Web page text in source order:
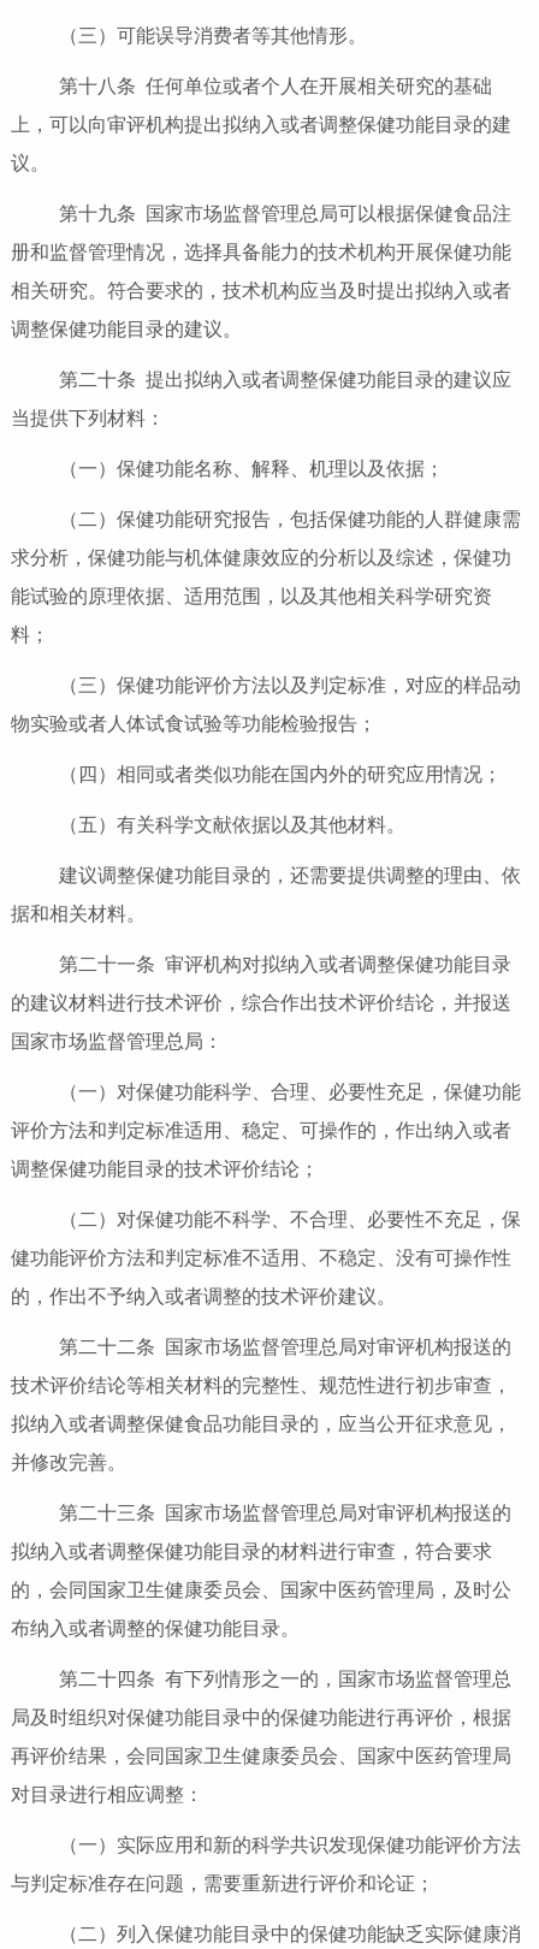
（三）可能误导消费者等其他情形。
第十八条 任何单位或者个人在开展相关研究的基础
上，可以向审评机构提出拟纳入或者调整保健功能目录的建
议。
第十九条 国家市场监督管理总局可以根据保健食品注
册和监督管理情况，选择具备能力的技术机构开展保健功能
相关研究。符合要求的，技术机构应当及时提出拟纳入或者
调整保健功能目录的建议。
第二十条 提出拟纳入或者调整保健功能目录的建议应
当提供下列材料：
（一）保健功能名称、解释、机理以及依据；
（二）保健功能研究报告，包括保健功能的人群健康需
求分析，保健功能与机体健康效应的分析以及综述，保健功
能试验的原理依据、适用范围，以及其他相关科学研究资
料；
（三）保健功能评价方法以及判定标准，对应的样品动
物实验或者人体试食试验等功能检验报告；
（四）相同或者类似功能在国内外的研究应用情况；
（五）有关科学文献依据以及其他材料。
建议调整保健功能目录的，还需要提供调整的理由、依
据和相关材料。
第二十一条 审评机构对拟纳入或者调整保健功能目录
的建议材料进行技术评价，综合作出技术评价结论，并报送
国家市场监督管理总局：
（一）对保健功能科学、合理、必要性充足，保健功能
评价方法和判定标准适用、稳定、可操作的，作出纳入或者
调整保健功能目录的技术评价结论；
（二）对保健功能不科学、不合理、必要性不充足，保
健功能评价方法和判定标准不适用、不稳定、没有可操作性
的，作出不予纳入或者调整的技术评价建议。
第二十二条 国家市场监督管理总局对审评机构报送的
技术评价结论等相关材料的完整性、规范性进行初步审查，
拟纳入或者调整保健食品功能目录的，应当公开征求意见，
并修改完善。
第二十三条 国家市场监督管理总局对审评机构报送的
拟纳入或者调整保健功能目录的材料进行审查，符合要求
的，会同国家卫生健康委员会、国家中医药管理局，及时公
布纳入或者调整的保健功能目录。
第二十四条 有下列情形之一的，国家市场监督管理总
局及时组织对保健功能目录中的保健功能进行再评价，根据
再评价结果，会同国家卫生健康委员会、国家中医药管理局
对目录进行相应调整：
（一）实际应用和新的科学共识发现保健功能评价方法
与判定标准存在问题，需要重新进行评价和论证；
（二）列入保健功能目录中的保健功能缺乏实际健康消